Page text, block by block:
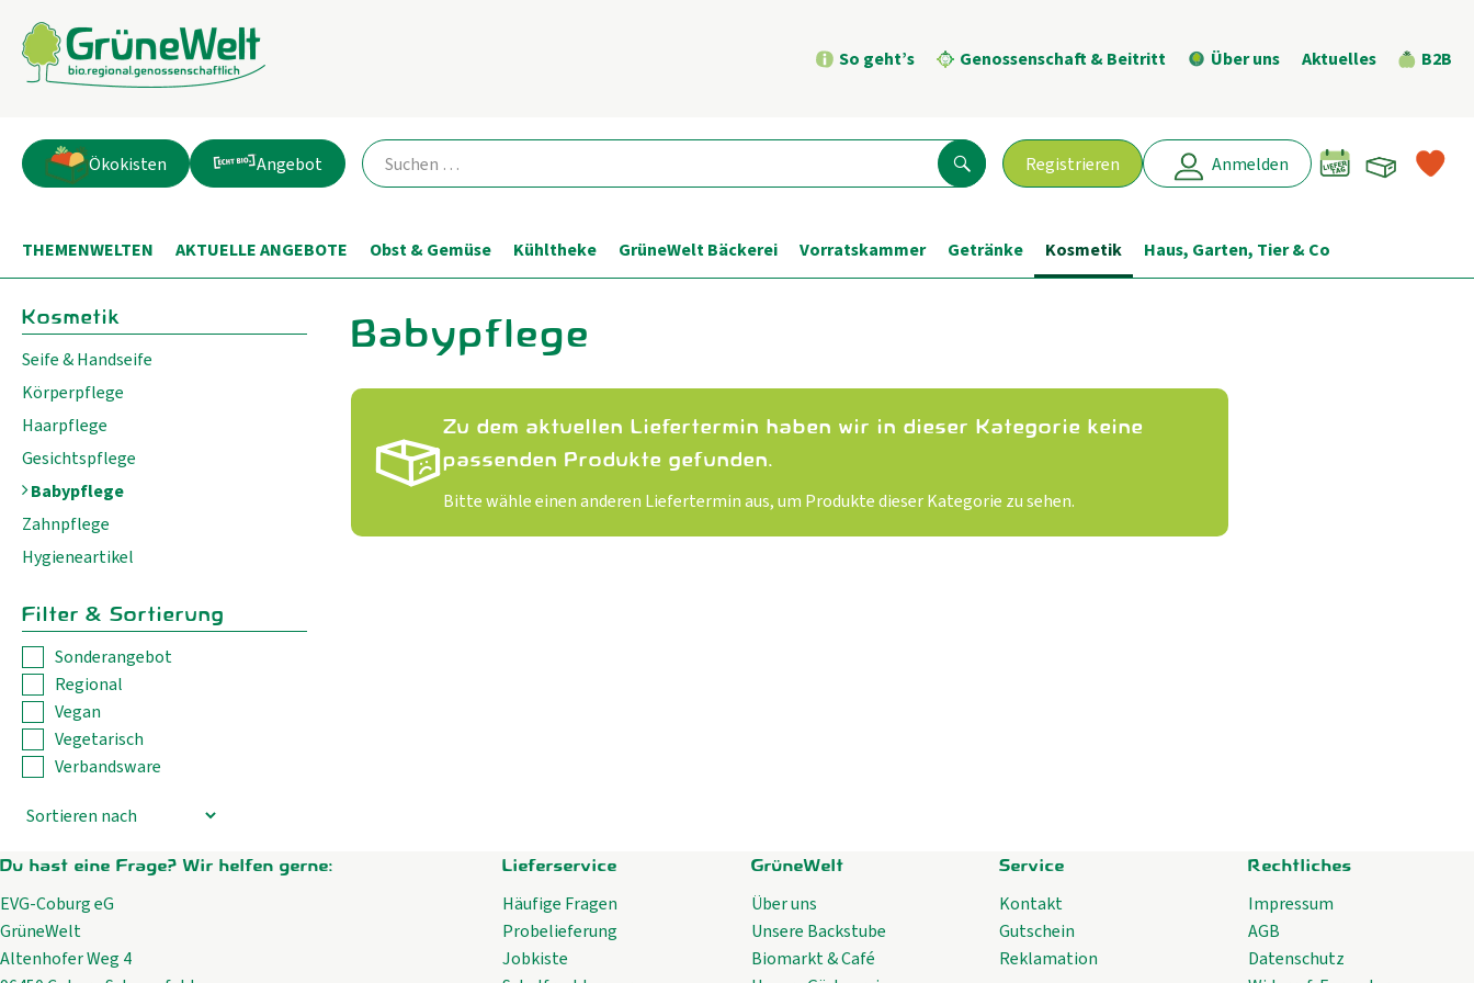
So geht’s Genossenschaft & Beitritt Über uns Aktuelles B2B
Registrieren Anmelden
Suchen
Ökokisten Angebot
THEMENWELTEN AKTUELLE ANGEBOTE Obst & Gemüse Kühltheke GrüneWelt Bäckerei Vorratskammer Getränke Kosmetik Haus, Garten, Tier & Co
Kosmetik
Seife & Handseife
Körperpflege
Haarpflege
Gesichtspflege
Babypflege
Zahnpflege
Hygieneartikel
Filter & Sortierung
Sonderangebot
Regional
Vegan
Vegetarisch
Verbandsware
Babypflege
Zu dem aktuellen Liefertermin haben wir in dieser Kategorie keine
passenden Produkte gefunden.
Bitte wähle einen anderen Liefertermin aus, um Produkte dieser Kategorie zu sehen.
Du hast eine Frage? Wir helfen gerne:
EVG-Coburg eG
GrüneWelt
Altenhofer Weg 4
Lieferservice
Häufige Fragen
Probelieferung
Jobkiste
GrüneWelt
Über uns
Unsere Backstube
Biomarkt & Café
Service
Kontakt
Gutschein
Reklamation
Rechtliches
Impressum
AGB
Datenschutz